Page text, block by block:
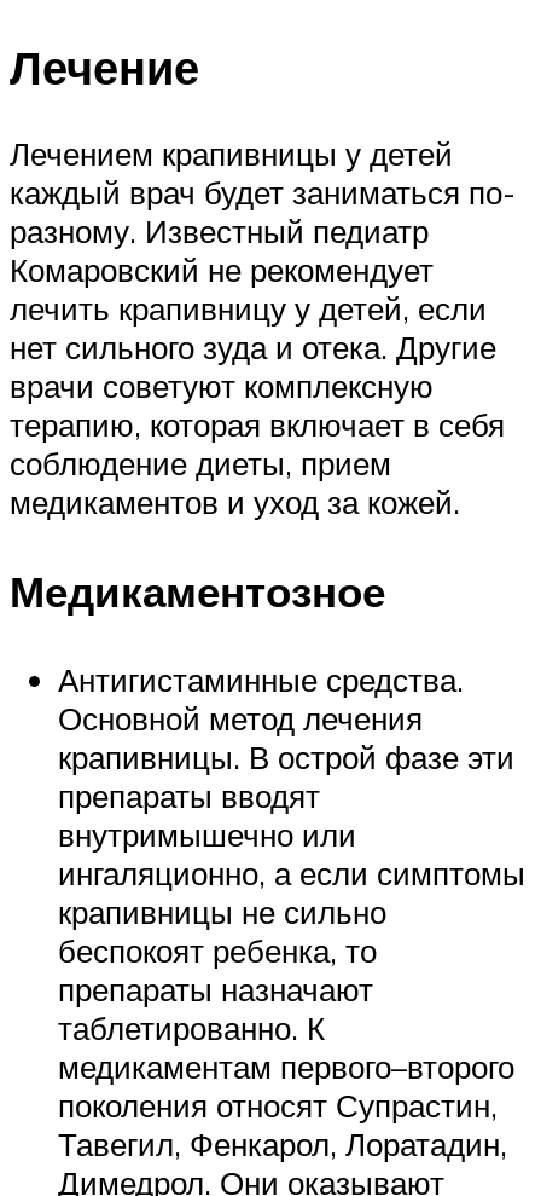
Лечение
Лечением крапивницы у детей
каждый врач будет заниматься по-
разному. Известный педиатр
Комаровский не рекомендует
лечить крапивницу у детей, если
нет сильного зуда и отека. Другие
врачи советуют комплексную
терапию, которая включает в себя
соблюдение диеты, прием
медикаментов и уход за кожей.
Медикаментозное
Антигистаминные средства.
Основной метод лечения
крапивницы. В острой фазе эти
препараты вводят
внутримышечно или
ингаляционно, а если симптомы
крапивницы не сильно
беспокоят ребенка, то
препараты назначают
таблетированно. К
медикаментам первого–второго
поколения относят Супрастин,
Тавегил, Фенкарол, Лоратадин,
Димедрол. Они оказывают